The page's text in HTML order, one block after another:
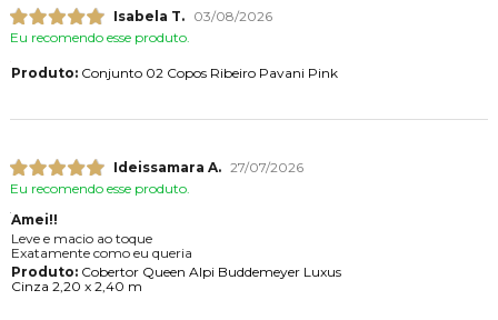
Isabela T.
03/08/2026
Eu recomendo esse produto.
Produto:Conjunto 02 Copos Ribeiro Pavani Pink
Ideissamara A. 27/07/2026
Eu recomendo esse produto.
Amei!!
Leve e macio ao toque
Exatamente como eu queria
Produto:Cobertor Queen Alpi Buddemeyer Luxus
Cinza 2,20 x 2,40 m